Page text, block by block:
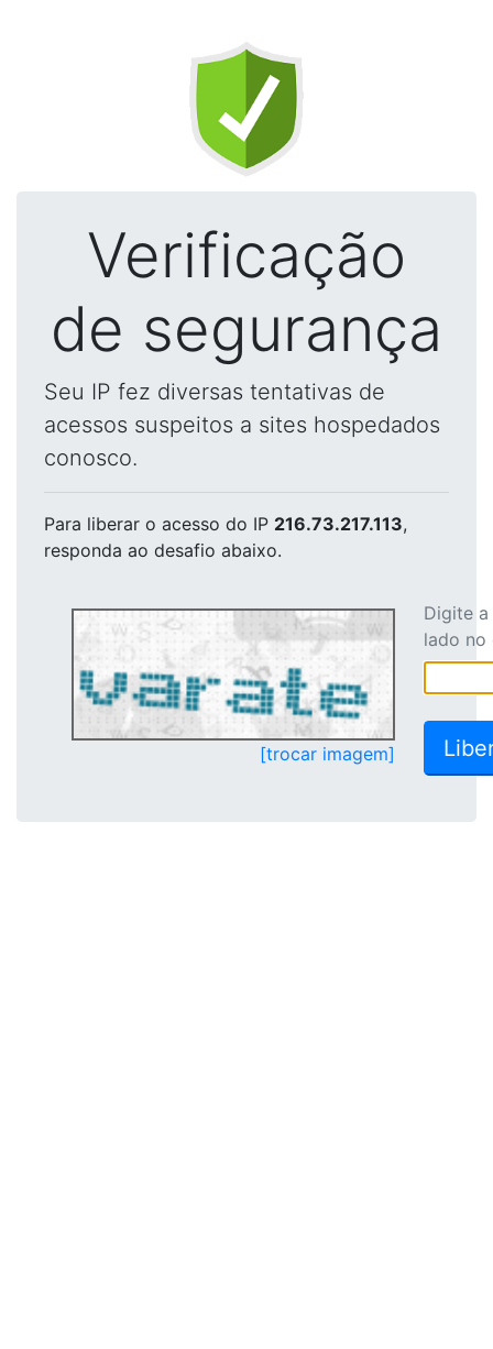
Verificação
de segurança
Seu IP fez diversas tentativas de
acessos suspeitos a sites hospedados
conosco.
Para liberar o acesso do IP 216.73.217.113,
responda ao desafio abaixo.
[trocar imagem]
Digite
lado no